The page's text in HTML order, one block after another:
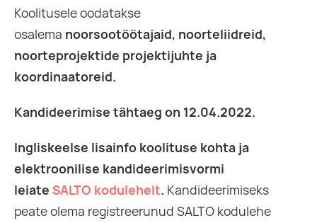
Koolitusele oodatakse
osalema noorsootöötajaid, noorteliidreid,
noorteprojektide projektijuhte ja
koordinaatoreid.
Kandideerimise tähtaeg on 12.04.2022.
Ingliskeelse lisainfo koolituse kohta ja
elektroonilise kandideerimisvormi
leiate SALTO kodulehelt. Kandideerimiseks
peate olema registreerunud SALTO kodulehe